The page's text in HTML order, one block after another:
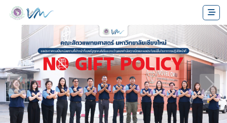
Previous Next